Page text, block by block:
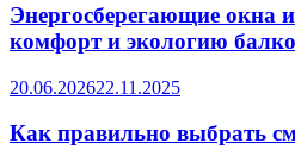
Энергосберегающие окна
комфорт и экологию
20.06.202622.11.2025
Как правильно выбрать